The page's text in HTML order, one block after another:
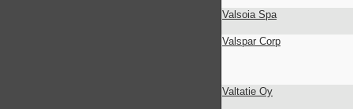
Valsoia Spa
Valspar Corp
Valtatie Oy